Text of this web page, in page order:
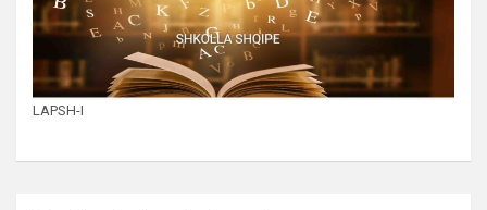
LAPSH-I